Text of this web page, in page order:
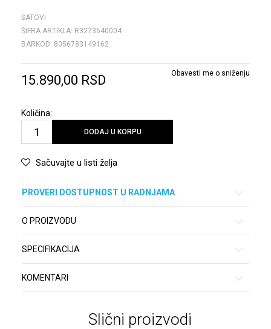
SATOVI
ŠIFRA ARTIKLA: R3273640004
BARKOD: 8056783149162
15.890,00 RSD Obavesti me o sniženju
Količina:
DODAJ U KORPU
Sačuvajte u listi želja
PROVERI DOSTUPNOST U RADNJAMA
O PROIZVODU
SPECIFIKACIJA
KOMENTARI
Slični proizvodi